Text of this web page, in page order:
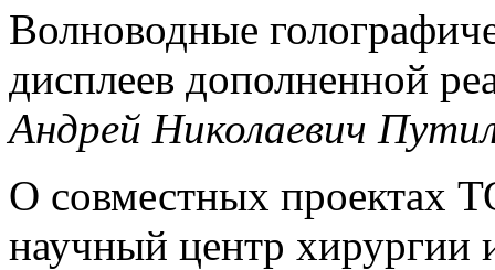
Волноводные
дисплеев дополненной
Андрей Николаевич
О совместных
научный центр хирургии